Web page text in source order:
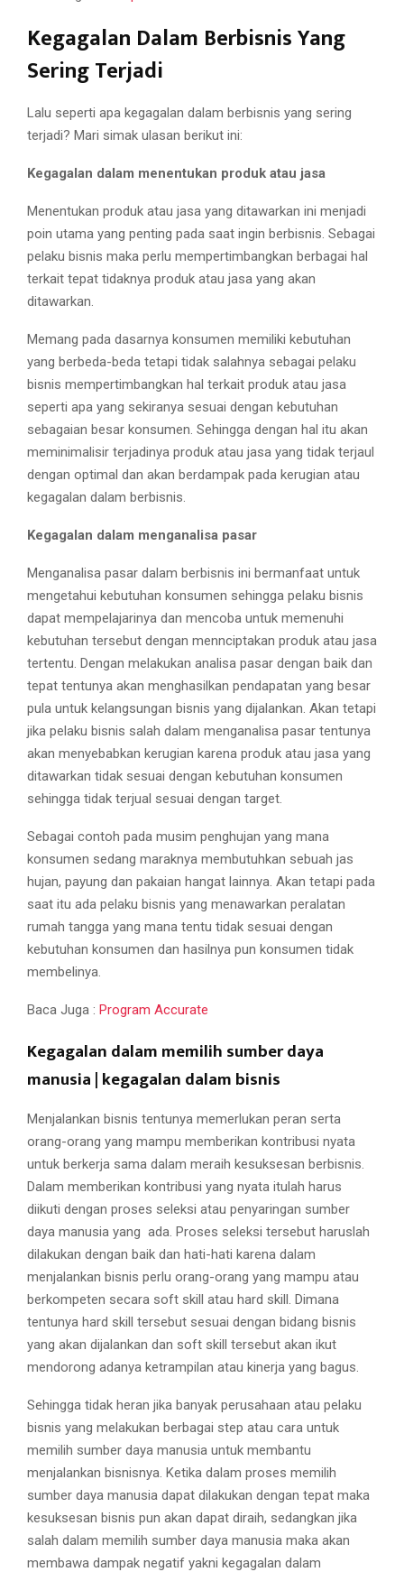
Kegagalan Dalam Berbisnis Yang
Sering Terjadi
Lalu seperti apa kegagalan dalam berbisnis yang sering
terjadi? Mari simak ulasan berikut ini:
Kegagalan dalam menentukan produk atau jasa
Menentukan produk atau jasa yang ditawarkan ini menjadi
poin utama yang penting pada saat ingin berbisnis. Sebagai
pelaku bisnis maka perlu mempertimbangkan berbagai hal
terkait tepat tidaknya produk atau jasa yang akan
ditawarkan.
Memang pada dasarnya konsumen memiliki kebutuhan
yang berbeda-beda tetapi tidak salahnya sebagai pelaku
bisnis mempertimbangkan hal terkait produk atau jasa
seperti apa yang sekiranya sesuai dengan kebutuhan
sebagaian besar konsumen. Sehingga dengan hal itu akan
meminimalisir terjadinya produk atau jasa yang tidak terjaul
dengan optimal dan akan berdampak pada kerugian atau
kegagalan dalam berbisnis.
Kegagalan dalam menganalisa pasar
Menganalisa pasar dalam berbisnis ini bermanfaat untuk
mengetahui kebutuhan konsumen sehingga pelaku bisnis
dapat mempelajarinya dan mencoba untuk memenuhi
kebutuhan tersebut dengan mennciptakan produk atau jasa
tertentu. Dengan melakukan analisa pasar dengan baik dan
tepat tentunya akan menghasilkan pendapatan yang besar
pula untuk kelangsungan bisnis yang dijalankan. Akan tetapi
jika pelaku bisnis salah dalam menganalisa pasar tentunya
akan menyebabkan kerugian karena produk atau jasa yang
ditawarkan tidak sesuai dengan kebutuhan konsumen
sehingga tidak terjual sesuai dengan target.
Sebagai contoh pada musim penghujan yang mana
konsumen sedang maraknya membutuhkan sebuah jas
hujan, payung dan pakaian hangat lainnya. Akan tetapi pada
saat itu ada pelaku bisnis yang menawarkan peralatan
rumah tangga yang mana tentu tidak sesuai dengan
kebutuhan konsumen dan hasilnya pun konsumen tidak
membelinya.
Baca Juga : Program Accurate
Kegagalan dalam memilih sumber daya
manusia | kegagalan dalam bisnis
Menjalankan bisnis tentunya memerlukan peran serta
orang-orang yang mampu memberikan kontribusi nyata
untuk berkerja sama dalam meraih kesuksesan berbisnis.
Dalam memberikan kontribusi yang nyata itulah harus
diikuti dengan proses seleksi atau penyaringan sumber
daya manusia yang ada. Proses seleksi tersebut haruslah
dilakukan dengan baik dan hati-hati karena dalam
menjalankan bisnis perlu orang-orang yang mampu atau
berkompeten secara soft skill atau hard skill. Dimana
tentunya hard skill tersebut sesuai dengan bidang bisnis
yang akan dijalankan dan soft skill tersebut akan ikut
mendorong adanya ketrampilan atau kinerja yang bagus.
Sehingga tidak heran jika banyak perusahaan atau pelaku
bisnis yang melakukan berbagai step atau cara untuk
memilih sumber daya manusia untuk membantu
menjalankan bisnisnya. Ketika dalam proses memilih
sumber daya manusia dapat dilakukan dengan tepat maka
kesuksesan bisnis pun akan dapat diraih, sedangkan jika
salah dalam memilih sumber daya manusia maka akan
membawa dampak negatif yakni kegagalan dalam